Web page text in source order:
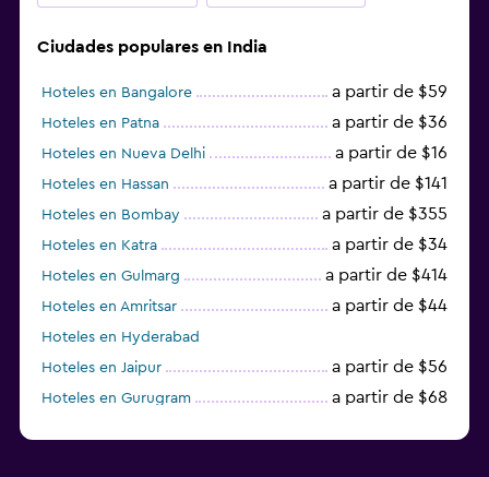
Ciudades populares en India
Hoteles en Bangalore a partir de $59
Hoteles en Patna a partir de $36
Hoteles en Nueva Delhi a partir de $16
Hoteles en Hassan a partir de $141
Hoteles en Bombay a partir de $355
Hoteles en Katra a partir de $34
Hoteles en Gulmarg a partir de $414
Hoteles en Amritsar a partir de $44
Hoteles en Hyderabad
Hoteles en Jaipur
a partir de $56
Hoteles en Gurugram a partir de $68